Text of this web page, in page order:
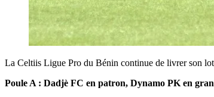
La Celtiis Ligue Pro du Bénin continue de livrer son lot
Poule A : Dadjè FC en patron, Dynamo PK en